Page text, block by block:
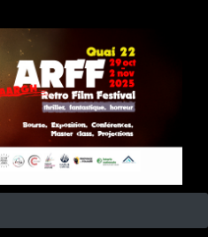
au
contenu
principal